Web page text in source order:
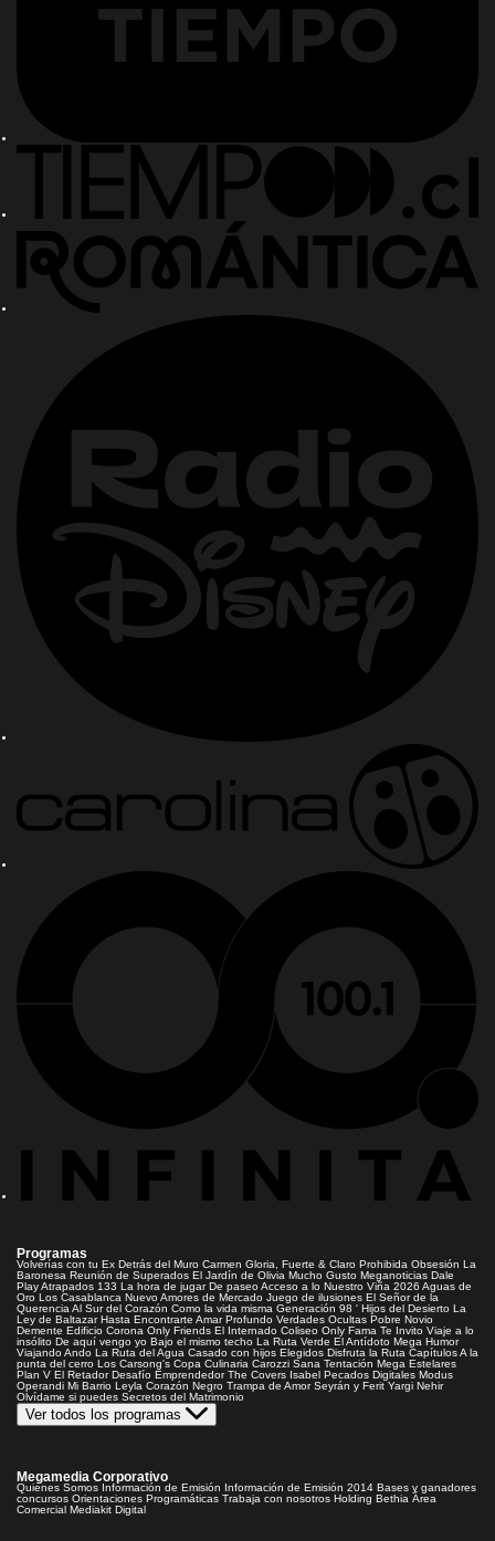
Programas
Volverías con tu Ex Detrás del Muro Carmen Gloria, Fuerte & Claro Prohibida Obsesión La
Baronesa Reunión de Superados El Jardín de Olivia Mucho Gusto Meganoticias Dale
PlayAtrapados 133 La hora de jugar De paseoAcceso a lo Nuestro Viña 2026 Aguas de
Oro Los Casablanca Nuevo Amores de Mercado Juego de ilusiones El Señor de la
Querencia Al Sur del Corazón Como la vida misma Generación 98 ' Hijos del Desierto La
Ley de Baltazar Hasta Encontrarte Amar Profundo Verdades Ocultas Pobre Novio
Demente Edificio Corona Only Friends El Internado Coliseo Only Fama Te Invito Viaje a lo
insólito De aquí vengo yo Bajo el mismo techo La Ruta Verde El Antídoto Mega Humor
Viajando Ando La Ruta del Agua Casado con hijos Elegidos Disfruta la Ruta CapítulosA la
punta del cerro Los Carsong's Copa Culinaria Carozzi Sana Tentación Mega Estelares
Plan V El Retador Desafío Emprendedor The Covers Isabel Pecados Digitales Modus
Operandi Mi Barrio Leyla Corazón Negro Trampa de Amor Seyrán y Ferit Yargi Nehir
Olvídame si puedes Secretos del Matrimonio
Ver todos los programas
Megamedia Corporativo
Quienes Somos Información de Emisión Información de Emisión 2014 Bases y ganadores
concursos Orientaciones Programáticas Trabaja con nosotros Holding Bethia Área
Comercial Mediakit Digital